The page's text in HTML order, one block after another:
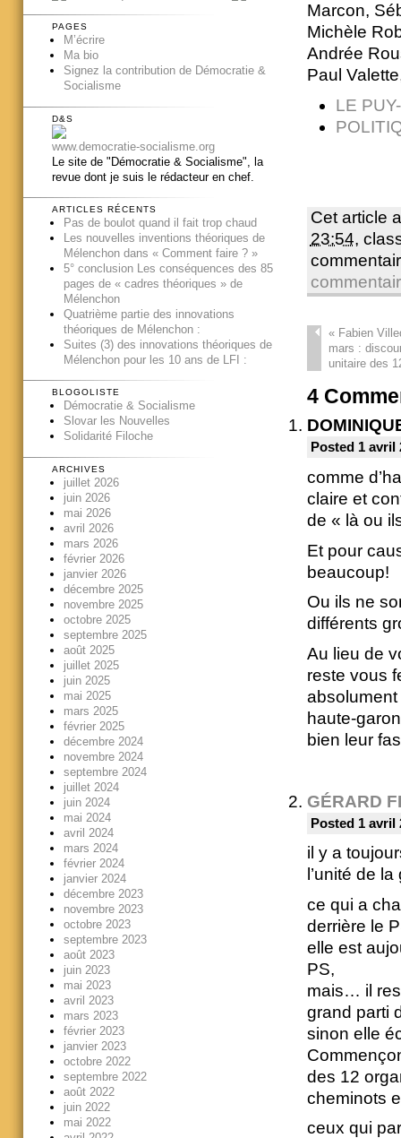
Marcon,
Michèle
Andrée
Paul
LE
Cet article
23:54,
«Fabien
mars :
unitaire des
4
Posted 1 avril
comme
claire et
de « là ou
Et pour
beaucoup!
Ou ils ne
différents
Au lieu de
reste vous
haute-
bien leur
GÉRARD
Posted 1 avril
il y a
l’unité de
ce qui a
derrière le
elle est
PS,
mais… il
grand parti
sinon elle
des 12
cheminots
ceux qui
PAGES
M’écrire
Ma bio
Signez la contribution de Démocratie &
Socialisme
D&S
www.democratie-socialisme.org
Le site de "Démocratie & Socialisme", la
revue dont je suis le rédacteur en chef.
ARTICLES RÉCENTS
Pas de boulot quand il fait trop chaud
Les nouvelles inventions théoriques de
Mélenchon dans « Comment faire ? »
5° conclusion Les conséquences des 85
pages de « cadres théoriques » de
Mélenchon
Quatrième partie des innovations
théoriques de Mélenchon :
Suites (3) des innovations théoriques de
Mélenchon pour les 10 ans de LFI :
BLOGOLISTE
Démocratie & Socialisme
Slovar les Nouvelles
Solidarité Filoche
ARCHIVES
juillet 2026
juin 2026
mai 2026
avril 2026
mars 2026
février 2026
janvier 2026
décembre 2025
novembre 2025
octobre 2025
septembre 2025
août 2025
juillet 2025
juin 2025
mai 2025
mars 2025
février 2025
décembre 2024
novembre 2024
septembre 2024
juillet 2024
juin 2024
mai 2024
avril 2024
mars 2024
février 2024
janvier 2024
décembre 2023
novembre 2023
octobre 2023
septembre 2023
août 2023
juin 2023
mai 2023
avril 2023
mars 2023
février 2023
janvier 2023
octobre 2022
septembre 2022
août 2022
juin 2022
mai 2022